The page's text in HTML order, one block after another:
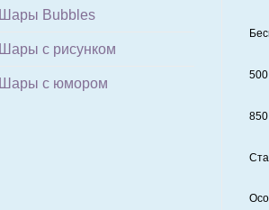
Шары Bubbles
Шары с рисунком
Шары с юмором
500
850